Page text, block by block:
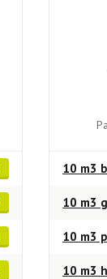
10 m3
10 m3
10 m3
10 m3